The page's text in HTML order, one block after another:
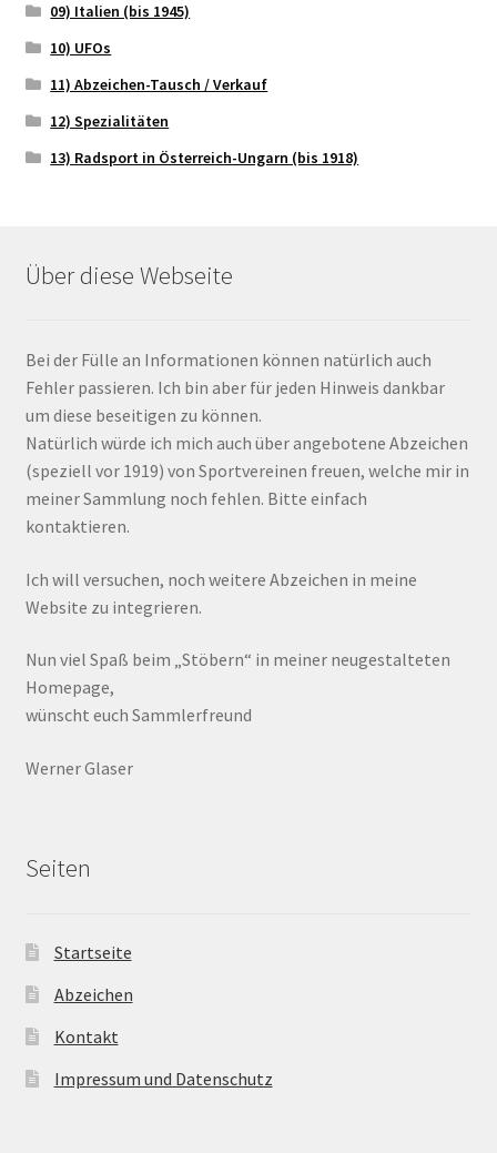
09) Italien (bis 1945)
10) UFOs
11) Abzeichen-Tausch / Verkauf
12) Spezialitäten
13) Radsport in Österreich-Ungarn (bis 1918)
Über diese Webseite
Bei der Fülle an Informationen können natürlich auch
Fehler passieren. Ich bin aber für jeden Hinweis dankbar
um diese beseitigen zu können.
Natürlich würde ich mich auch über angebotene Abzeichen
(speziell vor 1919) von Sportvereinen freuen, welche mir in
meiner Sammlung noch fehlen. Bitte einfach
kontaktieren.
Ich will versuchen, noch weitere Abzeichen in meine
Website zu integrieren.
Nun viel Spaß beim „Stöbern“ in meiner neugestalteten
Homepage,
wünscht euch Sammlerfreund
Werner Glaser
Seiten
Startseite
Abzeichen
Kontakt
Impressum und Datenschutz